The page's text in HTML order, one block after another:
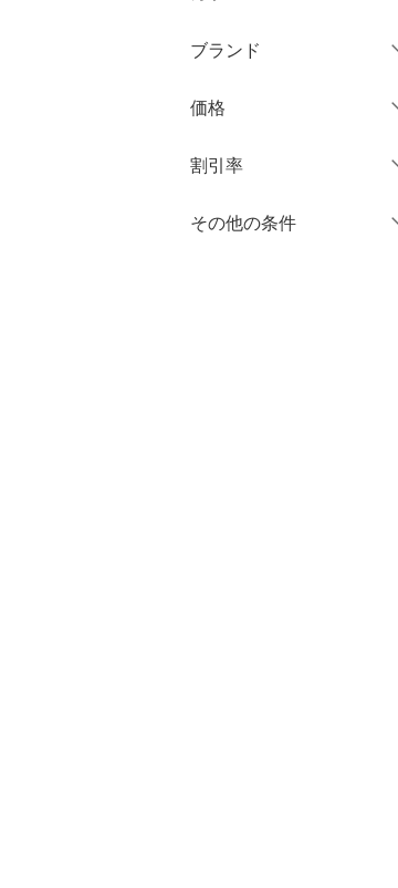
オールインワン・オーバ
バッグ
シューズ・靴
インナー・ルームウェア
M
XL
5分丈・ハーフ
10分丈
12分丈 ～
クリア 絞り込み
クリア
ブランド
価格
絞り込み
割引率
％OFF～ ％OFF
その他の条件